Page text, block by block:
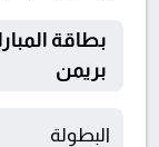
بريمن
البطولة